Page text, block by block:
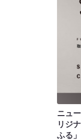
ニュ
リジ
ふる